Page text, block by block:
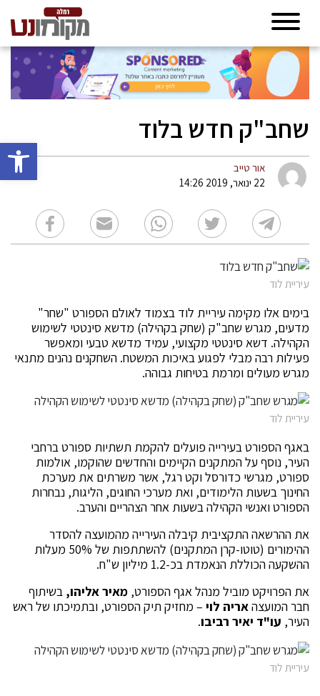
פתח
שחב"ק חדש בלוד
אור טייב
22 ינואר, 2019 14:26
עיריית לוד
בימים אלו מקימה עיריית לוד בצמוד לאולם הספורט "שחר"
מדעים, מגרש שחב"ק (שחק בקהילה) מדשא סינטטי לשימוש
הקהילה. דשא סינטטי מקצועי, עמיד מדשא טבעי ומאפשר
פעילות רבה מבלי לפגוע באיכות המשטח. השחקנים נהנים מתנאי
מגרש מעולים ומרמת בטיחות גבוהה.
עיריית לוד
באגף הספורט בעירייה פועלים להקמת תשתיות ספורט ברחבי
העיר, נוסף על המתקנים הקיימים והחדשים שהוקמו, אולמות
ספורט, מגרשי כדורסל וקט רגל, אשר משרתים את מערכת
החינוך בשעות הלימודים, ואת מערכי החוגים, הליגות, נבחרות
הספורט ואנשי הקהילה בשעות אחר הצהריים והערב.
את ההרשאה התקציבית קיבלה העירייה מהמועצה להסדר
ההימורים (טוטו-קרן המתקנים) להשתתפות של 50% מעלות
ההשקעה הכוללת הנאמדת בכ-1.2 מיליון ש"ח.
את הפרויקט מוביל מנהל אגף הספורט, מאיר אליהו, בשיתוף
חבר המועצהאריה לוי – מחזיק תיק הספורט, ובתמיכתו של ראש
העיר, עו"ד יאיר רביבו.
עיריית לוד